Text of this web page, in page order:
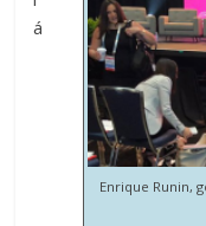
Enrique Runin,
á